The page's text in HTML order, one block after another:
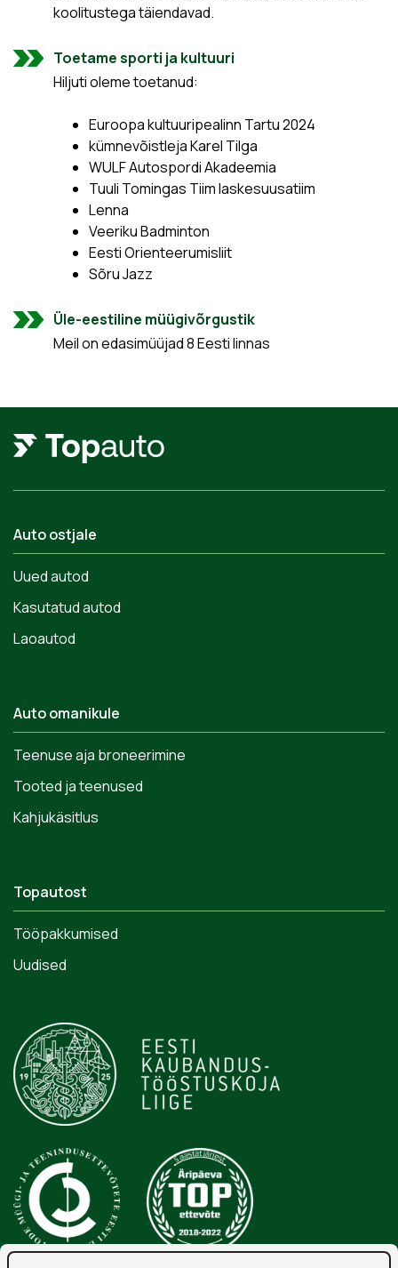
koolitustega täiendavad.
Toetame sporti ja kultuuri
Hiljuti oleme toetanud:
Euroopa kultuuripealinn Tartu 2024
kümnevõistleja Karel Tilga
WULF Autospordi Akadeemia
Tuuli Tomingas Tiim laskesuusatiim
Lenna
Veeriku Badminton
Eesti Orienteerumisliit
Sõru Jazz
Üle-eestiline müügivõrgustik
Meil on edasimüüjad 8 Eesti linnas
Auto ostjale
Uued autod
Kasutatud autod
Laoautod
Auto omanikule
Teenuse aja broneerimine
Tooted ja teenused
Kahjukäsitlus
Topautost
Tööpakkumised
Uudised